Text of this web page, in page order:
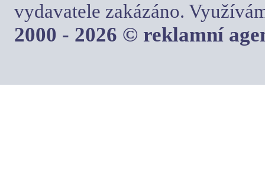
vydavatele zakázáno.
2000 - 2026 © reklamní